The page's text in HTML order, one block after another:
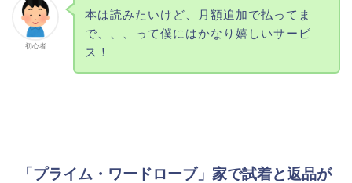
初心者
本は読みたいけど、月額追加で払ってま
で、、、って僕にはかなり嬉しいサービ
ス！
「プライム・ワードローブ」家で試着と返品が